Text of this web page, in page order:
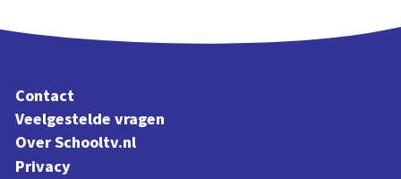
Contact
Veelgestelde vragen
Over Schooltv.nl
Privacy